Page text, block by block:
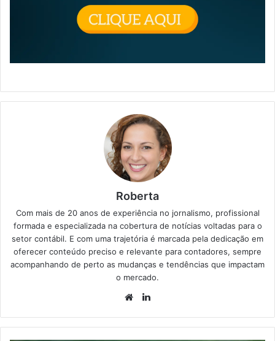
Roberta
Com mais de 20 anos de experiência no jornalismo, profissional
formada e especializada na cobertura de notícias voltadas para o
setor contábil. E com uma trajetória é marcada pela dedicação em
oferecer conteúdo preciso e relevante para contadores, sempre
acompanhando de perto as mudanças e tendências que impactam
o mercado.